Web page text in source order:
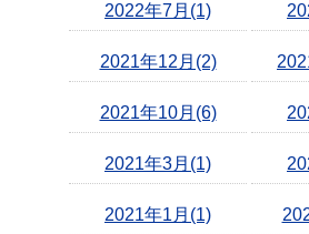
2022年7月(1)
2021年12月(2)
2021年10月(6)
2021年3月(1)
2021年1月(1)